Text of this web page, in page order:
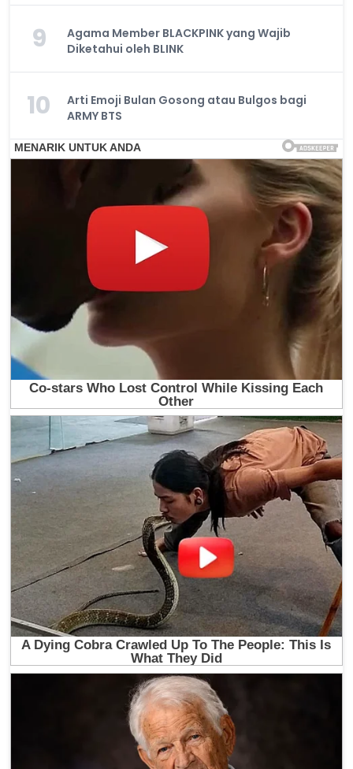
9
Agama Member BLACKPINK yang Wajib
Diketahui oleh BLINK
10
Arti Emoji Bulan Gosong atau Bulgos bagi
ARMY BTS